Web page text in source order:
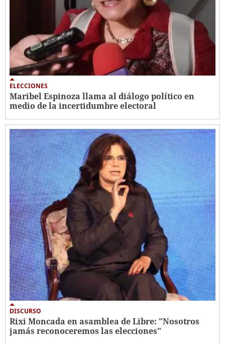
ELECCIONES
Maribel Espinoza llama al diálogo político en
medio de la incertidumbre electoral
DISCURSO
Rixi Moncada en asamblea de Libre: "Nosotros
jamás reconoceremos las elecciones"